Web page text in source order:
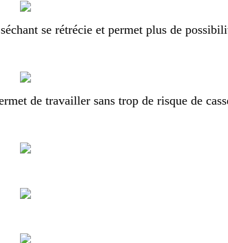
se rétrécie et permet plus de
de travailler sans trop de risque de